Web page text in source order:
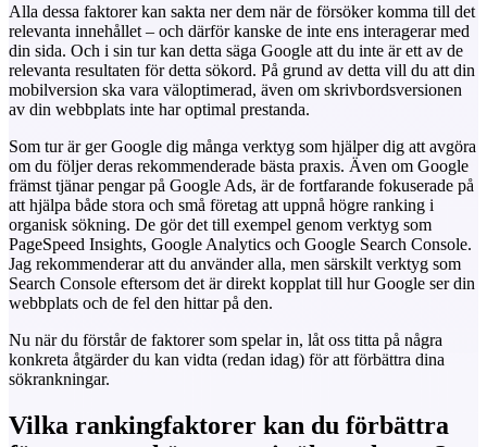
Alla dessa faktorer kan sakta ner dem när de försöker komma till det
relevanta innehållet – och därför kanske de inte ens interagerar med
din sida. Och i sin tur kan detta säga Google att du inte är ett av de
relevanta resultaten för detta sökord. På grund av detta vill du att din
mobilversion ska vara väloptimerad, även om skrivbordsversionen
av din webbplats inte har optimal prestanda.
Som tur är ger Google dig många verktyg som hjälper dig att avgöra
om du följer deras rekommenderade bästa praxis. Även om Google
främst tjänar pengar på Google Ads, är de fortfarande fokuserade på
att hjälpa både stora och små företag att uppnå högre ranking i
organisk sökning. De gör det till exempel genom verktyg som
PageSpeed Insights, Google Analytics och Google Search Console.
Jag rekommenderar att du använder alla, men särskilt verktyg som
Search Console eftersom det är direkt kopplat till hur Google ser din
webbplats och de fel den hittar på den.
Nu när du förstår de faktorer som spelar in, låt oss titta på några
konkreta åtgärder du kan vidta (redan idag) för att förbättra dina
sökrankningar.
Vilka rankingfaktorer kan du förbättra